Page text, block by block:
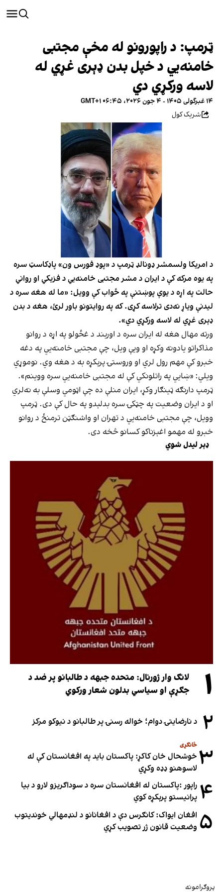
ټرمپ: د راپورونو له مخې مجتبی
خامنه‌يي د خپل بدن ډېری غړي له
لاسه ورکړي دي
۱۴ غبرگولی ۱۴۰۵ - ۴ جون ۲۰۲۶، ۰۶:۴۵ GMT+۱
شریک کول
د امریکا ولسمشر ډونالډ ټرمپ د «پوډ فورس ون» پاډکاسټ سره
په یوه مرکه کې د ایران د مشر مجتبی خامنه‌يي د فزیکي او رواني
حالت په اړه د یوې پوښتنې په ځواب کې وویل: «ما له هغه سره د
لیدنې ویاړ نه‌دی ترلاسه کړی. که په روایتونو باور لرئ، هغه د بدن
ډېری غړي له لاسه ورکړي دي».
ورته مهال هغه له ایران سره د اوربند د غځولو په اړه د روانو
مذاکراتو یادونه وکړه او ویې ویل، چې مجتبی خامنه‌يي په دغه
خبرو کې مهم رول لري او وروستۍ پرېکړه به د هغه وي. نوموړي
ویلي: «ښایي په راتلونکي کې له مجتبی خامنه‌يي سره ووینم».
ټرمپ دارنګه ټینګار وکړ، ایران منلې ده چې اټومي وسلې به نه‌لري
او د ایران وضعیت په چټکۍ سره بدلېدو په حال کې دی. ټرمپ
وویل، چې مجتبی خامنه‌یي د تهران او واشنګټن ترمنځ د روانو
خبرو له مهمو اغېزناکو کسانو څخه دی.
ډېر لیدل شوي
۱
لانګ وار ژورنال: متحده جبهه د طالبانو پر ضد د
جګړې او سیاسي بدلون شعار ورکوي
۲ د نارضایتۍ دوام؛ خواله رسنۍ پر طالبانو د نیوکو مرکز
۳ ځانګړی
خوشحال خان کاکړ: پاکستان بايد په افغانستان کې له
لاسوهنو ډډه وکړي
۴ راپور :پاکستان له افغانستان سره د سوداګریزو لارو د بیا
پرانیستو پرېکړه کوي
۵ افغان ایواک: کانګرس دې د افغانانو د لنډمهالي خوندیتوب
وضعیت قانون ژر تصویب کړي
پروګرامونه